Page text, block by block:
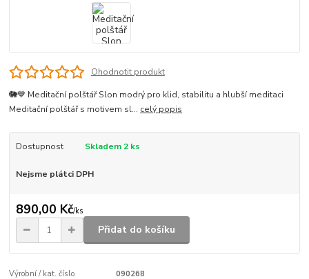
Ohodnotit produkt
🐘💙 Meditační polštář Slon modrý pro klid, stabilitu a hlubší meditaci
Meditační polštář s motivem sl... celý popis
Dostupnost Skladem 2 ks
Nejsme plátci DPH
890,00 Kč/ks
Přidat do košíku
Výrobní / kat. číslo
090268